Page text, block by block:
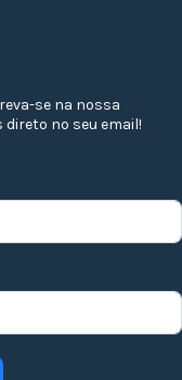
se na nossa
no seu email!